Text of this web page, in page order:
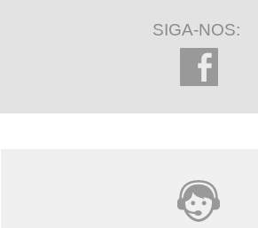
SIGA-NOS: